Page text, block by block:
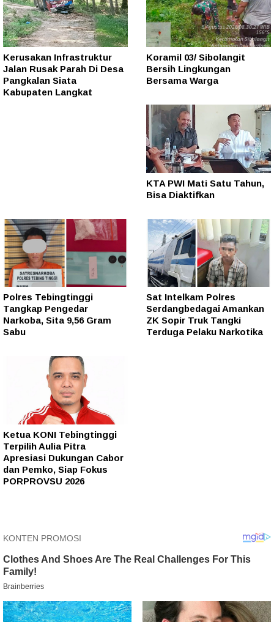
Kerusakan Infrastruktur
Jalan Rusak Parah Di Desa
Pangkalan Siata
Kabupaten Langkat
Koramil 03/ Sibolangit
Bersih Lingkungan
Bersama Warga
KTA PWI Mati Satu Tahun,
Bisa Diaktifkan
Polres Tebingtinggi
Tangkap Pengedar
Narkoba, Sita 9,56 Gram
Sabu
Sat Intelkam Polres
Serdangbedagai Amankan
ZK Sopir Truk Tangki
Terduga Pelaku Narkotika
Ketua KONI Tebingtinggi
Terpilih Aulia Pitra
Apresiasi Dukungan Cabor
dan Pemko, Siap Fokus
PORPROVSU 2026